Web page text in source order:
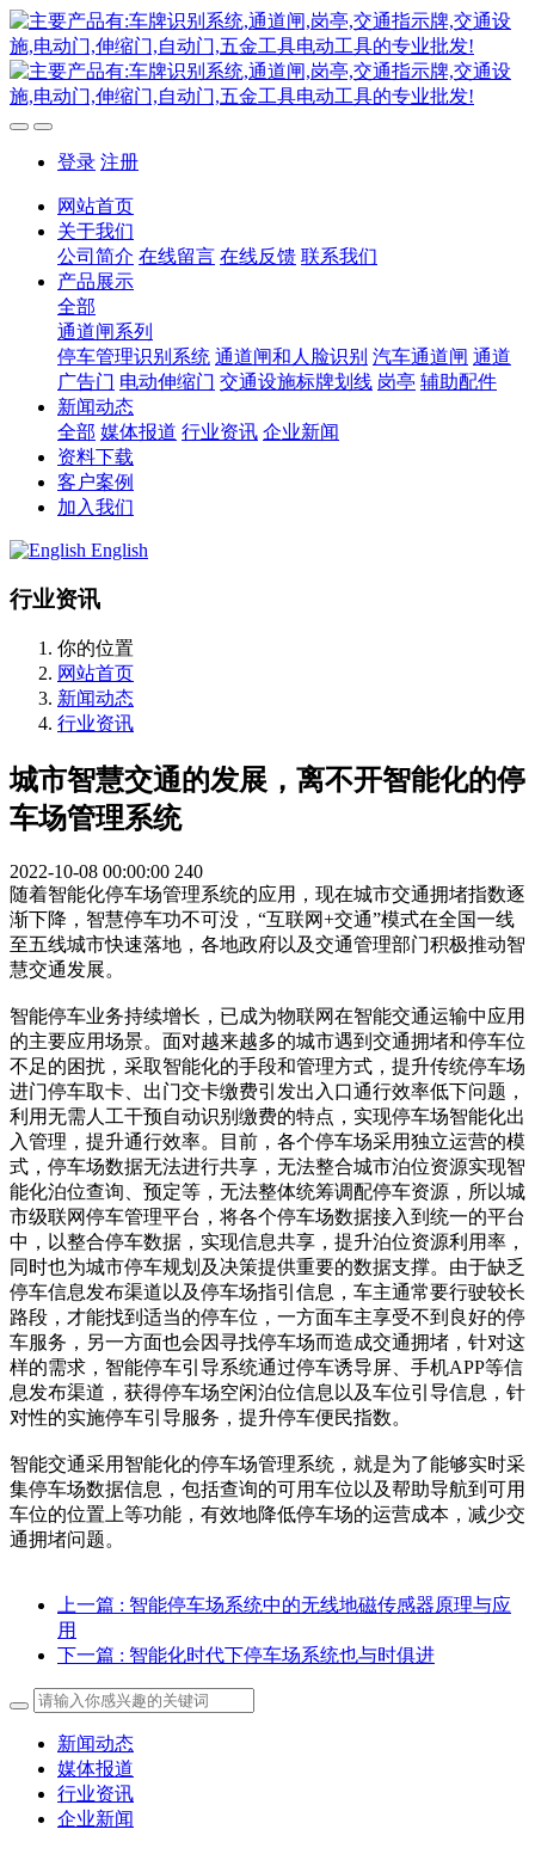
登录 注册
网站首页
关于我们
公司简介 在线留言 在线反馈 联系我们
产品展示
全部
通道闸系列
停车管理识别系统 通道闸和人脸识别 汽车通道闸 通道
广告门 电动伸缩门 交通设施标牌划线 岗亭 辅助配件
新闻动态
全部 媒体报道 行业资讯 企业新闻
资料下载
客户案例
加入我们
English
行业资讯
你的位置
网站首页
新闻动态
行业资讯
城市智慧交通的发展，离不开智能化的停
车场管理系统
2022-10-08 00:00:00 240
随着智能化停车场管理系统的应用，现在城市交通拥堵指数逐
渐下降，智慧停车功不可没，“互联网+交通”模式在全国一线
至五线城市快速落地，各地政府以及交通管理部门积极推动智
慧交通发展。
智能停车业务持续增长，已成为物联网在智能交通运输中应用
的主要应用场景。面对越来越多的城市遇到交通拥堵和停车位
不足的困扰，采取智能化的手段和管理方式，提升传统停车场
进门停车取卡、出门交卡缴费引发出入口通行效率低下问题，
利用无需人工干预自动识别缴费的特点，实现停车场智能化出
入管理，提升通行效率。目前，各个停车场采用独立运营的模
式，停车场数据无法进行共享，无法整合城市泊位资源实现智
能化泊位查询、预定等，无法整体统筹调配停车资源，所以城
市级联网停车管理平台，将各个停车场数据接入到统一的平台
中，以整合停车数据，实现信息共享，提升泊位资源利用率，
同时也为城市停车规划及决策提供重要的数据支撑。由于缺乏
停车信息发布渠道以及停车场指引信息，车主通常要行驶较长
路段，才能找到适当的停车位，一方面车主享受不到良好的停
车服务，另一方面也会因寻找停车场而造成交通拥堵，针对这
样的需求，智能停车引导系统通过停车诱导屏、手机APP等信
息发布渠道，获得停车场空闲泊位信息以及车位引导信息，针
对性的实施停车引导服务，提升停车便民指数。
智能交通采用智能化的停车场管理系统，就是为了能够实时采
集停车场数据信息，包括查询的可用车位以及帮助导航到可用
车位的位置上等功能，有效地降低停车场的运营成本，减少交
通拥堵问题。
上一篇 : 智能停车场系统中的无线地磁传感器原理与应
用
下一篇 : 智能化时代下停车场系统也与时俱进
新闻动态
媒体报道
行业资讯
企业新闻